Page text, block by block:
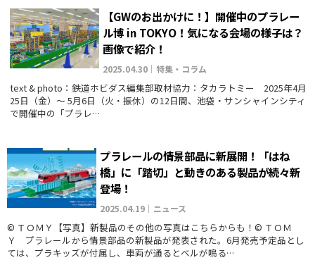
【GWのお出かけに！】開催中のプラレー
ル博 in TOKYO！気になる会場の様子は？
画像で紹介！
2025.04.30｜特集・コラム
text & photo：鉄道ホビダス編集部取材協力：タカラトミー 2025年4月
25日（金）～ 5月6日（火・振休）の12日間、池袋・サンシャインシティ
で開催中の「プラレ…
プラレールの情景部品に新展開！「はね
橋」に「踏切」と動きのある製品が続々新
登場！
2025.04.19｜ニュース
© ＴＯＭＹ【写真】新製品のその他の写真はこちらからも！© ＴＯＭ
Ｙ プラレールから情景部品の新製品が発表された。6月発売予定品とし
ては、プラキッズが付属し、車両が通るとベルが鳴る…